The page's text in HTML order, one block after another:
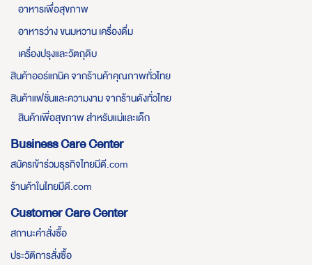
อาหารเพื่อสุขภาพ
อาหารว่าง ขนมหวาน เครื่องดื่ม
เครื่องปรุงและวัตถุดิบ
สินค้าออร์แกนิค จากร้านค้าคุณภาพทั่วไทย
สินค้าแฟชั่นและความงาม จากร้านดังทั่วไทย
สินค้าเพื่อสุขภาพ สำหรับแม่และเด็ก
Business Care Center
สมัครเข้าร่วมธุรกิจไทยมีดี.com
ร้านค้าในไทยมีดี.com
Customer Care Center
สถานะคำสั่งซื้อ
ประวัติการสั่งซื้อ